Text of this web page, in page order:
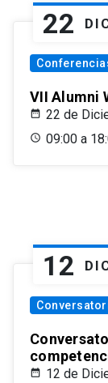
22
VII Alumni
22 de
09:00 a
12
12 de